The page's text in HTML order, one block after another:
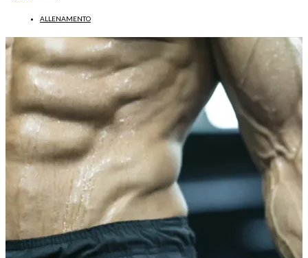
ALLENAMENTO